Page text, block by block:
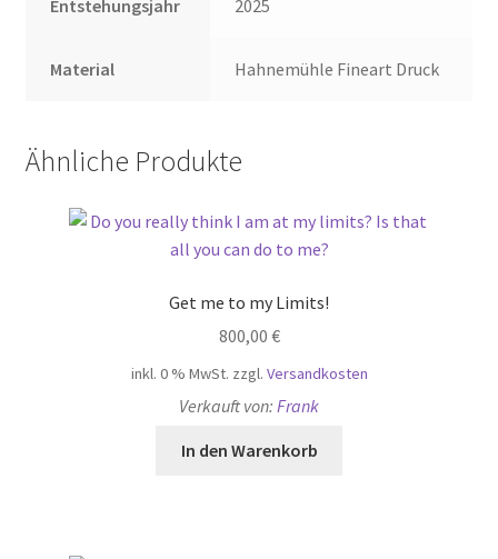
Entstehungsjahr 2025
Material Hahnemühle Fineart Druck
Ähnliche Produkte
Get me to my Limits!
800,00 €
inkl. 0 % MwSt. zzgl. Versandkosten
Verkauft von: Frank
In den Warenkorb